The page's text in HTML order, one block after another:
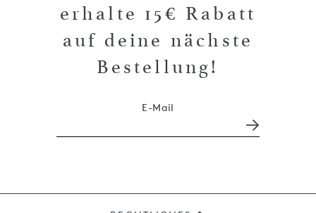
erhalte 15€ Rabatt
auf deine nächste
Bestellung!
E-Mail